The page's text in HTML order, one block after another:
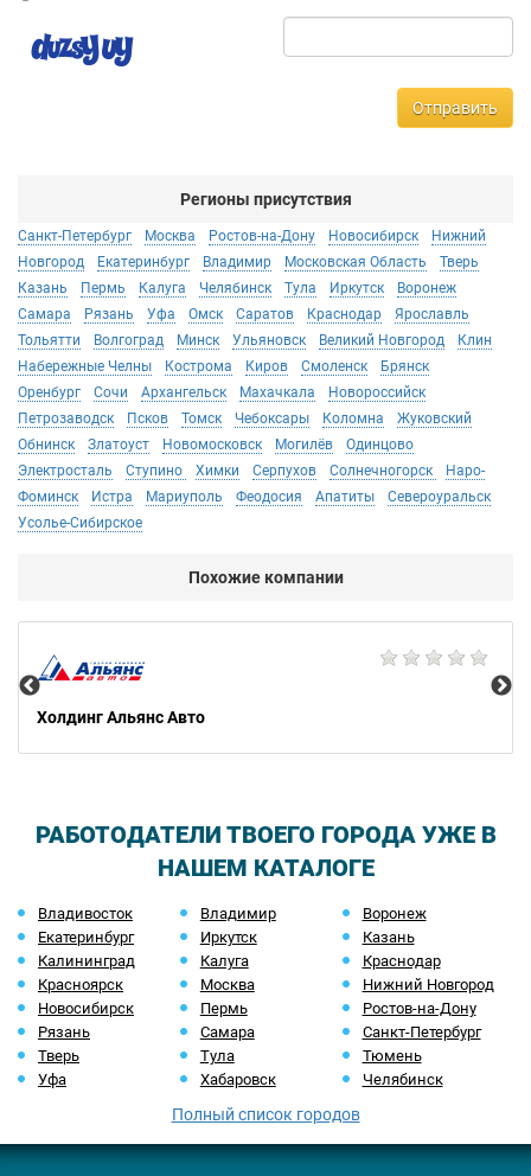
Отправить
Регионы присутствия
Санкт-Петербург Москва Ростов-на-Дону Новосибирск
Нижний
Новгород
Екатеринбург Владимир Московская Область
Тверь
Казань
Пермь Калуга Челябинск Тула Иркутск
Воронеж
Самара
Рязань Уфа Омск Саратов Краснодар
Ярославль
Тольятти
Волгоград Минск Ульяновск Великий Новгород
Клин
Набережные Челны
Кострома Киров Смоленск
Брянск
Оренбург
Сочи Архангельск Махачкала
Новороссийск
Петрозаводск
Псков Томск Чебоксары Коломна
Жуковский
Обнинск
Златоуст Новомосковск Могилёв
Одинцово
Электросталь
Ступино Химки Серпухов Солнечногорск
Наро-
Фоминск
Истра Мариуполь Феодосия Апатиты
Североуральск
Усолье-Сибирское
Похожие компании
Холдинг Альянс Авто
РАБОТОДАТЕЛИ ТВОЕГО ГОРОДА УЖЕ В
НАШЕМ КАТАЛОГЕ
Владивосток Владимир
Воронеж
Екатеринбург
Иркутск
Казань
Калининград
Калуга
Краснодар
Красноярск
Москва
Нижний Новгород
Новосибирск
Пермь
Ростов-на-Дону
Рязань
Самара
Санкт-Петербург
Тверь
Тула
Тюмень
Уфа
Хабаровск Челябинск
Полный список городов